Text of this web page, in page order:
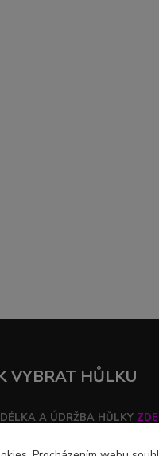
VYBRAT HŮLKU
DÉLKA A ÚDRŽBA HŮLKY ZDE